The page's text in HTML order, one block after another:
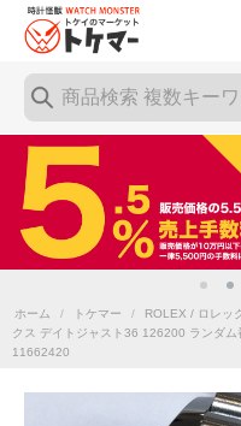
ホーム / トケマー / ROLEX / ロレッ
クス デイトジャスト36 126200 ランダ
11662420